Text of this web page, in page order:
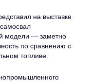
на выставке
модели — заметно
по сравнению с
топливе.